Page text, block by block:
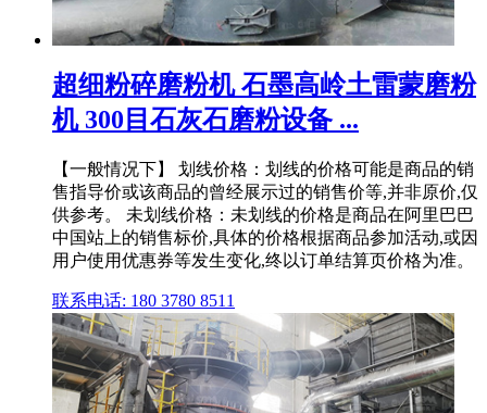
超细粉碎磨粉机 石墨高岭土雷蒙磨粉
机 300目石灰石磨粉设备 ...
【一般情况下】 划线价格：划线的价格可能是商品的销
售指导价或该商品的曾经展示过的销售价等,并非原价,仅
供参考。 未划线价格：未划线的价格是商品在阿里巴巴
中国站上的销售标价,具体的价格根据商品参加活动,或因
用户使用优惠券等发生变化,终以订单结算页价格为准。
联系电话: 180 3780 8511